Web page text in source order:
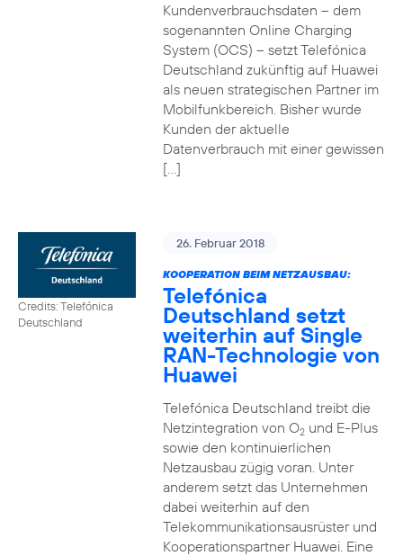
Kundenverbrauchsdaten – dem
sogenannten Online Charging
System (OCS) – setzt Telefónica
Deutschland zukünftig auf Huawei
als neuen strategischen Partner im
Mobilfunkbereich. Bisher wurde
Kunden der aktuelle
Datenverbrauch mit einer gewissen
[…]
Credits: Telefónica
Deutschland
26. Februar 2018
KOOPERATION BEIM NETZAUSBAU:
Telefónica
Deutschland setzt
weiterhin auf Single
RAN-Technologie von
Huawei
Telefónica Deutschland treibt die
Netzintegration von O2und E-Plus
sowie den kontinuierlichen
Netzausbau zügig voran. Unter
anderem setzt das Unternehmen
dabei weiterhin auf den
Telekommunikationsausrüster und
Kooperationspartner Huawei. Eine